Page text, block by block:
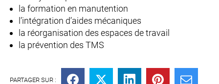
la formation en manutention
l’intégration d’aides mécaniques
la réorganisation des espaces de travail
la prévention des TMS
PARTAGER SUR :